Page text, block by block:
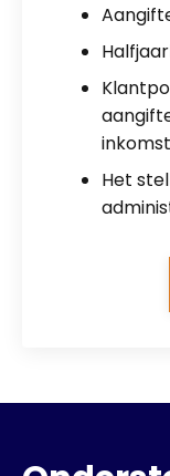
Het